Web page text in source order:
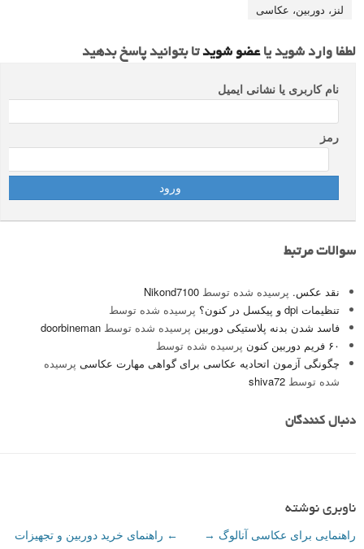
لنز، دوربین، عکاسی
لطفا وارد شوید یاعضو شویدتا بتوانید پاسخ بدهید
نام کاربری یا نشانی ایمیل
رمز
سوالات مرتبط
نقد عکس. پرسیده شده توسط Nikond7100
تنظیمات dpi و پیکسل در کنون؟
پرسیده شده توسط
فاسد شدن بدنه پلاستیکی دوربین پرسیده شده توسط doorbineman
۶۰ فریم دوربین کنون
پرسیده شده توسط
چگونگی آزمون اتحادیه عکاسی برای گواهی مهارت عکاسی پرسیده
شده توسط shiva72
دنبال کنندگان
ناوبری نوشته
← راهنمای خرید دوربین و تجهیزات
راهنمایی برای عکاسی آنالوگ →